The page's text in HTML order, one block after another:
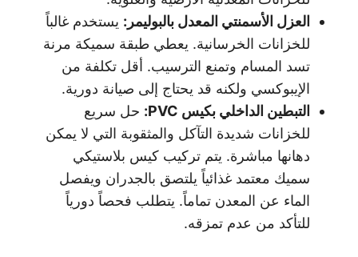
العزل الأسمنتي المعدل بالبوليمر : يستخدم غالباً
للخزانات الخرسانية. يعطي طبقة سميكة مرنة
تسد المسام وتمنع الترسيب. أقل تكلفة من
الإيبوكسي ولكنه قد يحتاج إلى صيانة دورية.
التبطين الداخلي بكيس PVC: حل سريع
للخزانات شديدة التآكل والمثقوبة التي لا يمكن
دهانها مباشرة. يتم تركيب كيس بلاستيكي
سميك معتمد غذائياً يلتصق بالجدران ويفصل
الماء عن المعدن تماماً. يتطلب فحصاً دورياً
للتأكد من عدم تمزقه.